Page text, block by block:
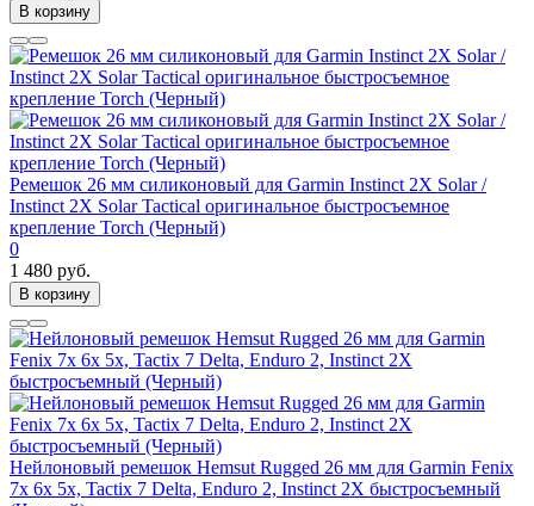
В корзину
Ремешок 26 мм силиконовый для Garmin Instinct 2X Solar /
Instinct 2X Solar Tactical оригинальное быстросъемное
крепление Torch (Черный)
0
1 480 руб.
В корзину
Нейлоновый ремешок Hemsut Rugged 26 мм для Garmin Fenix
7x 6x 5x, Tactix 7 Delta, Enduro 2, Instinct 2X быстросъемный